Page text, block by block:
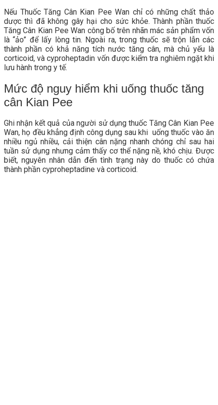
Nếu Thuốc Tăng Cân Kian Pee Wan chỉ có những chất thảo
dược thì đã không gây hại cho sức khỏe. Thành phần thuốc
Tăng Cân Kian Pee Wan công bố trên nhãn mác sản phẩm vốn
là “ảo” để lấy lòng tin. Ngoài ra, trong thuốc sẽ trộn lẫn các
thành phần có khả năng tích nước tăng cân, mà chủ yếu là
corticoid, và cyproheptadin vốn được kiểm tra nghiêm ngặt khi
lưu hành trong y tế.
Mức độ nguy hiểm khi uống thuốc tăng
cân Kian Pee
Ghi nhận kết quả của người sử dụng thuốc Tăng Cân Kian Pee
Wan, họ đều khẳng định công dụng sau khi uống thuốc vào ăn
nhiều ngủ nhiều, cải thiện cân nặng nhanh chóng chỉ sau hai
tuần sử dụng nhưng cảm thấy cơ thể nặng nề, khó chịu. Được
biết, nguyên nhân dẫn đến tình trạng này do thuốc có chứa
thành phần cyproheptadine và corticoid.